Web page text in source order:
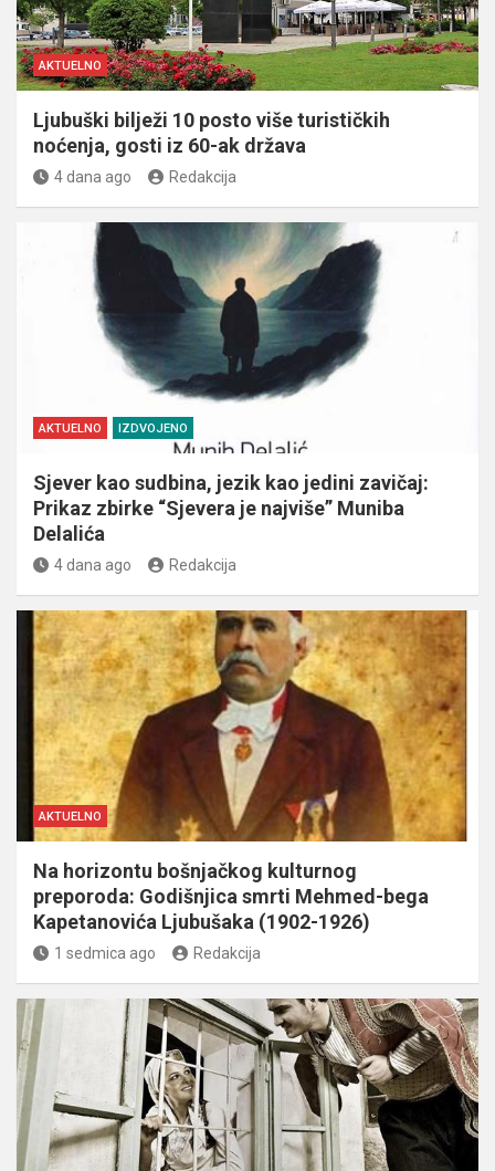
AKTUELNO
Ljubuški bilježi 10 posto više turističkih
noćenja, gosti iz 60-ak država
4 dana ago Redakcija
AKTUELNO IZDVOJENO
Sjever kao sudbina, jezik kao jedini zavičaj:
Prikaz zbirke “Sjevera je najviše” Muniba
Delalića
4 dana ago Redakcija
AKTUELNO
Na horizontu bošnjačkog kulturnog
preporoda: Godišnjica smrti Mehmed-bega
Kapetanovića Ljubušaka (1902-1926)
1 sedmica ago Redakcija